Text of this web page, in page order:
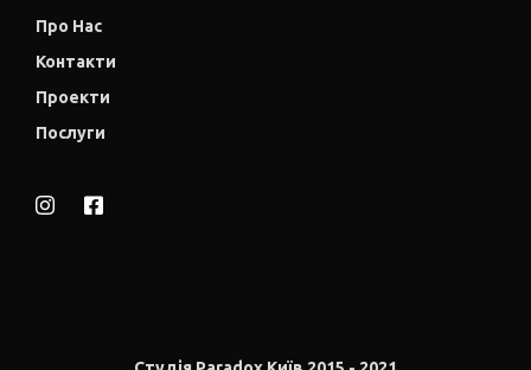
Про Нас
Контакти
Проекти
Послуги